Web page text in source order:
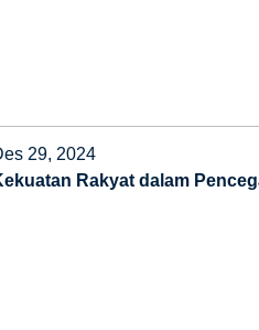
29, 2024
Rakyat dalam